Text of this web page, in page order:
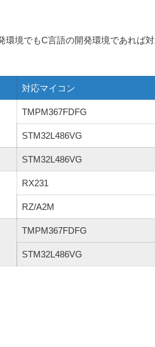
環境でもC言語の開発環境であれば
対応マイコン
TMPM367FDFG
STM32L486VG
STM32L486VG
RX231
RZ/A2M
TMPM367FDFG
STM32L486VG